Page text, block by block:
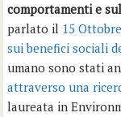
comportamenti e
parlato il 15
sui benefici sociali
umano sono stati
attraverso una
laureata in